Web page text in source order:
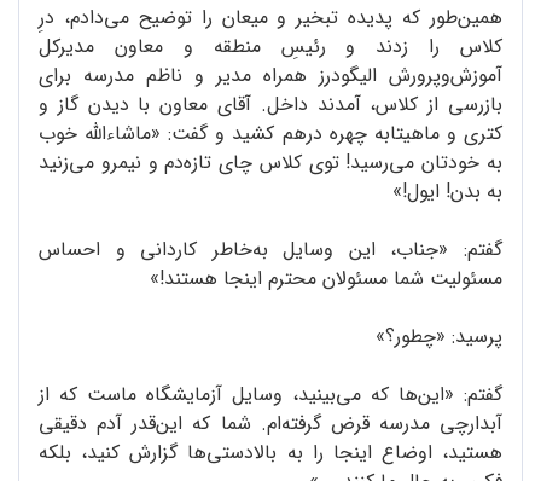
همین‌طور که پدیده تبخیر و میعان را توضیح می‌دادم، درِ
کلاس را زدند و رئیسِ منطقه و معاون مدیرکل
آموزش‌و‌پرورش الیگودرز همراه مدیر و ناظم مدرسه برای
بازرسی از کلاس، آمدند داخل. آقای معاون با دیدن گاز و
کتری و ماهیتابه چهره در‌هم کشید و گفت: «ما‌شاء‌الله خوب
به خودتان می‌رسید! توی کلاس چای تازه‌دم و نیمرو می‌زنید
به بدن! ایول!»
گفتم: «جناب، این وسایل به‌خاطر کاردانی و احساس
مسئولیت شما مسئولان محترم اینجا هستند!»
پرسید: «چطور؟»
گفتم: «این‌ها که می‌بینید، وسایل آزمایشگاه ماست که از
آبدارچی مدرسه قرض گرفته‌ام. شما که این‌قدر آدم دقیقی
هستید، اوضاع اینجا را به بالا‌دستی‌ها گزارش کنید، بلکه